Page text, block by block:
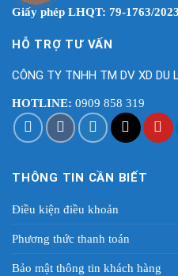
Giấy phép LHQT: 79-1763/
HỖ TRỢ TƯ VẤN
CÔNG TY TNHH TM DV XD DU
HOTLINE: 0909 858 319
THÔNG TIN CẦN BIẾT
Điều kiện điều khoản
Phương thức thanh toán
Bảo mật thông tin khách hàng